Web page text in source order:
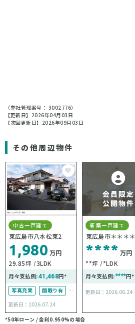
（弊社管理番号： 3002776）
【更新日】2026年04月03日
【次回更新日】2026年09月03日
その他周辺物件
中古一戸建て
東広島市八本松東2
1,980 万円
29.85坪 3LDK
月々支払例:41,468円*
写真充実
間取り有
駐車場2台可
駐車場１台無料
更新日：2026.07.24
新築一戸建て
東広島市＊＊＊＊
**** 万円
**坪 *LDK
月々支払例:****円*
更新日：2026.06.24
*50年ローン / 金利0.950%の場合